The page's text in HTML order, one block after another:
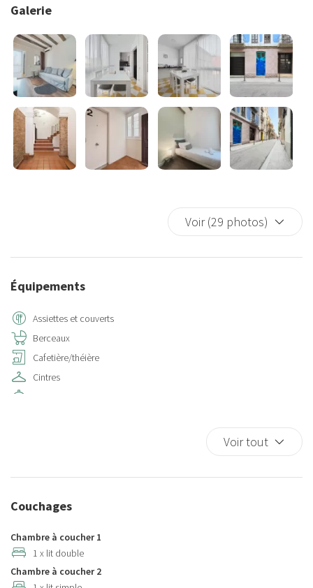
Galerie
Voir (29 photos)
Équipements
Assiettes et couverts
Berceaux
Cafetière/théière
Cintres
Four
Frigo
Internet sans fil
Jardin
Les essentiels
Voir tout
Couchages
Chambre à coucher 1
1 x lit double
Chambre à coucher 2